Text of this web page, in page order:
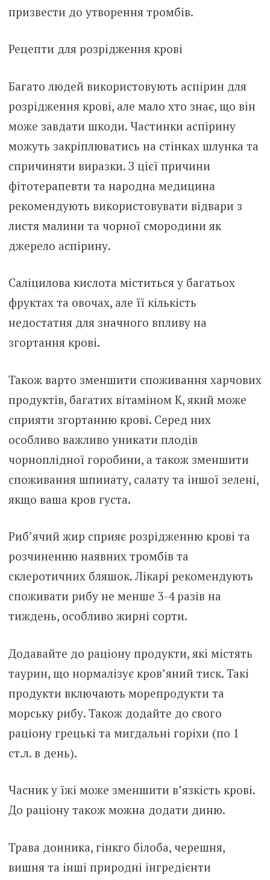
призвести до утворення тромбів.
Рецепти для розрідження крові
Багато людей використовують аспірин для
розрідження крові, але мало хто знає, що він
може завдати шкоди. Частинки аспірину
можуть закріплюватись на стінках шлунка та
спричиняти виразки. З цієї причини
фітотерапевти та народна медицина
рекомендують використовувати відвари з
листя малини та чорної смородини як
джерело аспірину.
Саліцилова кислота міститься у багатьох
фруктах та овочах, але її кількість
недостатня для значного впливу на
згортання крові.
Також варто зменшити споживання харчових
продуктів, багатих вітаміном K, який може
сприяти згортанню крові. Серед них
особливо важливо уникати плодів
чорноплідної горобини, а також зменшити
споживання шпинату, салату та іншої зелені,
якщо ваша кров густа.
Риб’ячий жир сприяє розрідженню крові та
розчиненню наявних тромбів та
склеротичних бляшок. Лікарі рекомендують
споживати рибу не менше 3-4 разів на
тиждень, особливо жирні сорти.
Додавайте до раціону продукти, які містять
таурин, що нормалізує кров’яний тиск. Такі
продукти включають морепродукти та
морську рибу. Також додайте до свого
раціону грецькі та мигдальні горіхи (по 1
ст.л. в день).
Часник у їжі може зменшити в’язкість крові.
До раціону також можна додати диню.
Трава донника, гінкго білоба, черешня,
вишня та інші природні інгредієнти